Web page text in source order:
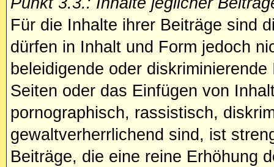
Für die Inhalte ihrer Beiträge sind
dürfen in Inhalt und Form jedoch
beleidigende oder
Seiten oder das Einfügen von
pornographisch, rassistisch,
gewaltverherrlichend sind, ist
Beiträge, die eine reine Erhöhung